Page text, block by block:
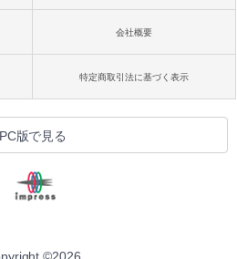
会社概要
特定商取引法に基づく表示
PC版で見る